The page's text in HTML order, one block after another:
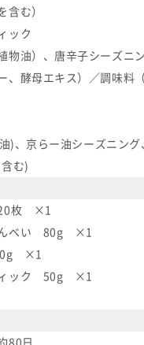
含む）
ック
物油）、唐辛子シーズ
、酵母エキス）／調味
)、京らー油シーズニン
む)
20枚 ×1
んべい 80g ×1
×1
ィック 50g ×1
80日